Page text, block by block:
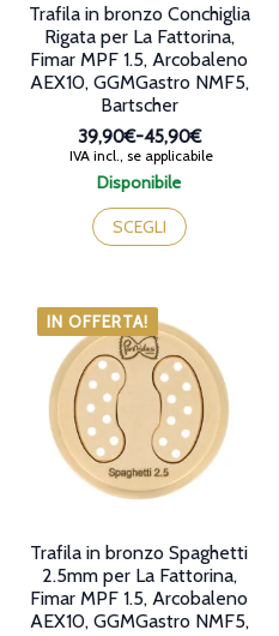
Disponibile
Trafila in bronzo Conchiglia
Rigata per La Fattorina,
Fimar MPF 1.5, Arcobaleno
AEX10, GGMGastro NMF5,
Bartscher
39,90€-45,90€
Fascia
di
da
39,90€
IVA incl., se applicabile
SCEGLI
Questo
prodotto
ha
Le
opzioni
possono
essere
scelte
nella
pagina
del
prodotto
IN OFFERTA!
Trafila in bronzo Spaghetti
2.5mm per La Fattorina,
Fimar MPF 1.5, Arcobaleno
AEX10, GGMGastro NMF5,